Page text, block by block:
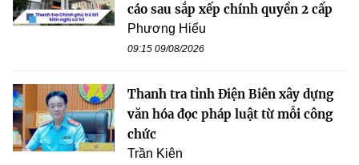
cáo sau sắp xếp chính quyền 2 cấp
Phương Hiếu
09:15 09/08/2026
Thanh tra tỉnh Điện Biên xây dựng
văn hóa đọc pháp luật từ mỗi công
chức
Trần Kiên